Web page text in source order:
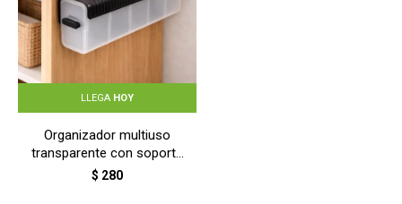
LLEGA HOY
Organizador multiuso
transparente con soporte
adhesivo -
$ 280